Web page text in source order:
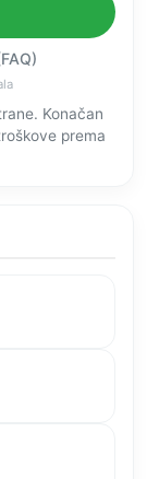
Konačan
prema